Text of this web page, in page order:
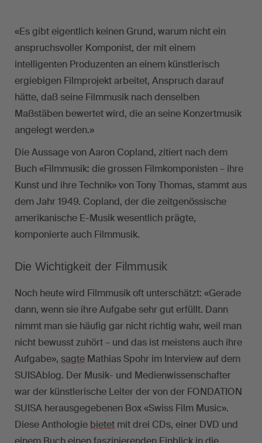
«Es gibt eigentlich keinen Grund, warum nicht ein
anspruchsvoller Komponist, der mit einem
intelligenten Produzenten an einem künstlerisch
ergiebigen Filmprojekt arbeitet, Anspruch darauf
hätte, daß seine Filmmusik nach denselben
Maßstäben bewertet wird, die an seine Konzertmusik
angelegt werden.»
Die Aussage von Aaron Copland, zitiert nach dem
Buch «Filmmusik: die grossen Filmkomponisten – ihre
Kunst und ihre Technik» von Tony Thomas, stammt aus
dem Jahr 1949. Copland, der die zeitgenössische
amerikanische E-Musik wesentlich prägte,
komponierte auch Filmmusik.
Die Wichtigkeit der Filmmusik
Noch heute wird Filmmusik oft unterschätzt: «Gerade
dann, wenn sie ihre Aufgabe sehr gut erfüllt. Dann
nimmt man sie häufig gar nicht richtig wahr, weil man
nicht bewusst zuhört – und das ist meistens auch ihre
Aufgabe», sagte Mathias Spohr im Interview auf dem
SUISAblog. Der Musik- und Medienwissenschafter
war der künstlerische Leiter der von der FONDATION
SUISA herausgegebenen Box «Swiss Film Music».
Diese Anthologie bietet mit drei CDs, einer DVD und